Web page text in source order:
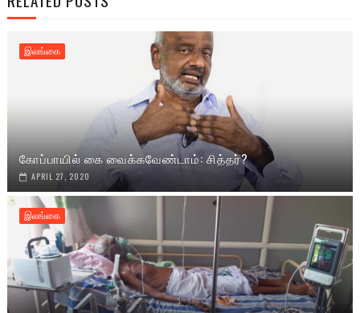
இலங்கை
கோப்பாயில் கை வைக்கவேண்டாம்: சித்தர்?
APRIL 27, 2020
இலங்கை